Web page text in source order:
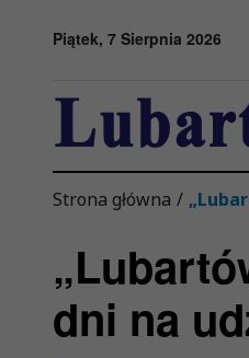
Piątek, 7 Sierpnia 2026
Strona główna /
dni na